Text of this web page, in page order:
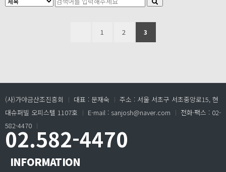
1 2 3
(사)가야금산조진흥회 ㅣ 대표 : 문재숙 ㅣ 주소 : 서울 서초구 서초중앙로15, 현
대슈퍼빌 오피스텔 1107호 ㅣ E-mail : sanjosh@naver.com ㅣ 전화·팩스 : 02-
582-4470 ㅣ
02.582-4470
INFORMATION